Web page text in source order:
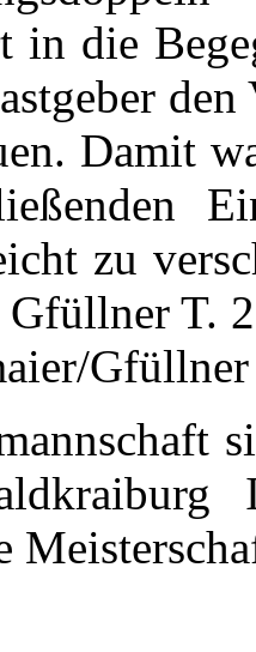
in die
Damit
zu
Gfüllner T.